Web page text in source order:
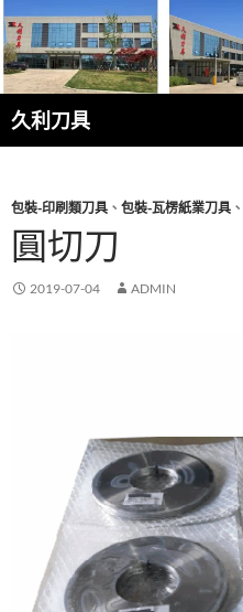
跳
至
主
要
內
容
久利刀具
搜
尋
包裝-印刷類刀具 、 包裝-瓦楞紙業刀具 、
圓切刀
2019-07-04 ADMIN